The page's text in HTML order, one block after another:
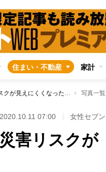
住まい・不動産 家計
武蔵小杉の地形条件 宅地化で災害リスクが見えにくくなった側面も 写真一覧
2020.10.11 07:00 女性セブン
害リスクが